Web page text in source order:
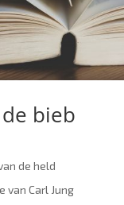
bieb
de held
van Carl Jung